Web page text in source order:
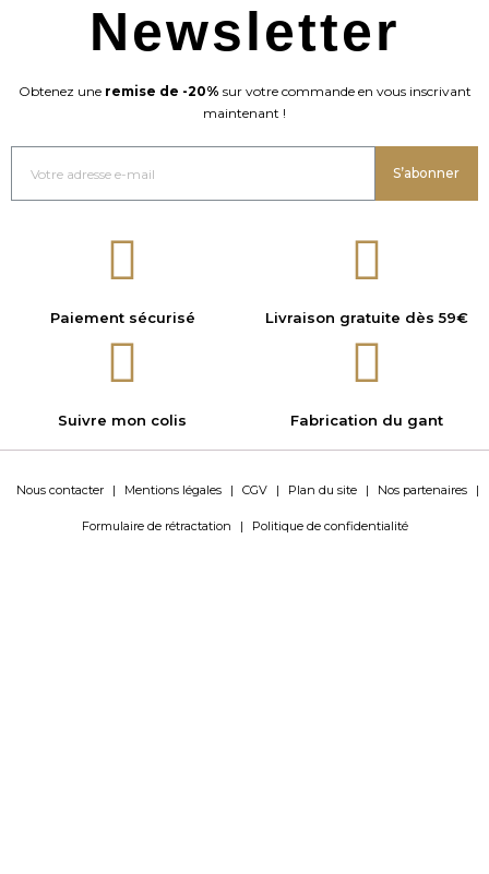
Newsletter
Obtenez une remise de -20% sur votre commande en vous inscrivant
maintenant !
S’abonner
Paiement sécurisé Livraison gratuite dès 59€
Suivre mon colis Fabrication du gant
Nous contacter | Mentions légales | CGV | Plan du site | Nos partenaires |
Formulaire de rétractation | Politique de confidentialité